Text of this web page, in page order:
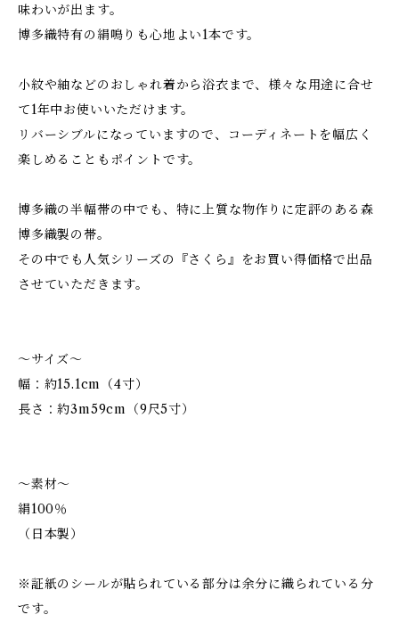
味わいが出ます。
博多織特有の絹鳴りも心地よい1本です。
小紋や紬などのおしゃれ着から浴衣まで、様々な用途に合せ
て1年中お使いいただけます。
リバーシブルになっていますので、コーディネートを幅広く
楽しめることもポイントです。
博多織の半幅帯の中でも、特に上質な物作りに定評のある森
博多織製の帯。
その中でも人気シリーズの『さくら』をお買い得価格で出品
させていただきます。
～サイズ～
幅：約15.1cm（4寸）
長さ：約3m59cm（9尺5寸）
～素材～
絹100％
（日本製）
※証紙のシールが貼られている部分は余分に織られている分
です。